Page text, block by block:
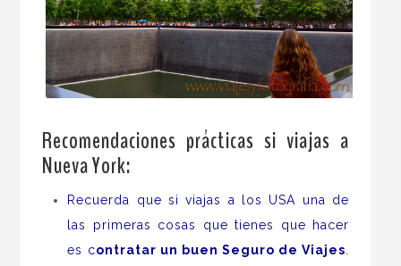
Recomendaciones prácticas si viajas a
Nueva York:
Recuerda que si viajas a los USA una de
las primeras cosas que tienes que hacer
es contratar un buen Seguro de Viajes